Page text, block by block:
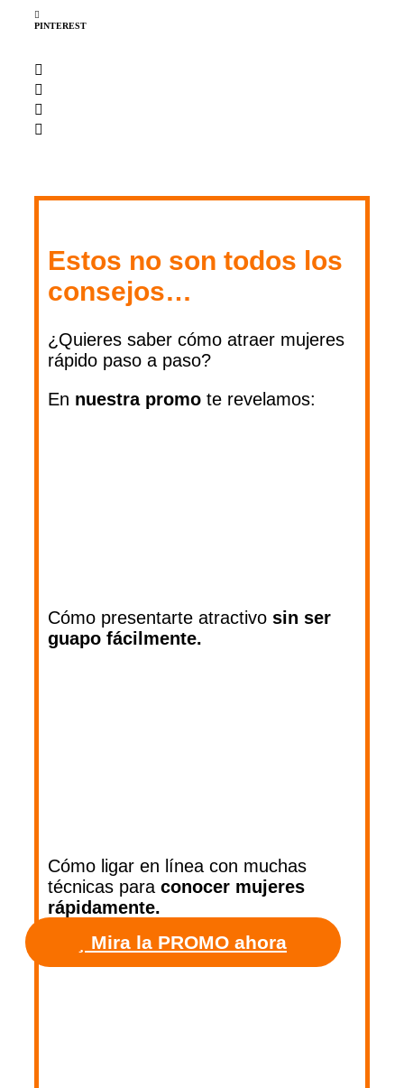
PINTEREST
Estos no son todos los
consejos…
¿Quieres saber cómo atraer mujeres
rápido paso a paso?
En nuestra promo te revelamos:
Cómo presentarte atractivo sin ser
guapo fácilmente.
Cómo ligar en línea con muchas
técnicas para conocer mujeres
rápidamente.
Mira la PROMO ahora